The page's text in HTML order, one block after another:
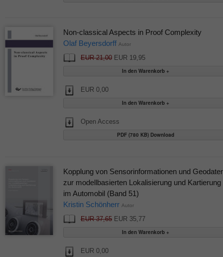
Non-classical Aspects in Proof Complexity
Olaf Beyersdorff Autor
EUR 21,00EUR 19,95
EUR 0,00
Open Access
PDF (780 KB) Download
Kopplung von Sensorinformationen und
zur modellbasierten Lokalisierung und Kartierung
im Automobil (Band 51)
Kristin Schönherr Autor
EUR 37,65EUR 35,77
EUR 0,00